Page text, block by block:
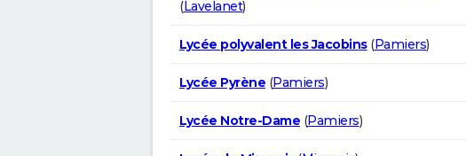
(Lavelanet)
Lycée polyvalent les Jacobins(Pamiers)
Lycée Pyrène (Pamiers)
Lycée Notre-Dame (Pamiers)